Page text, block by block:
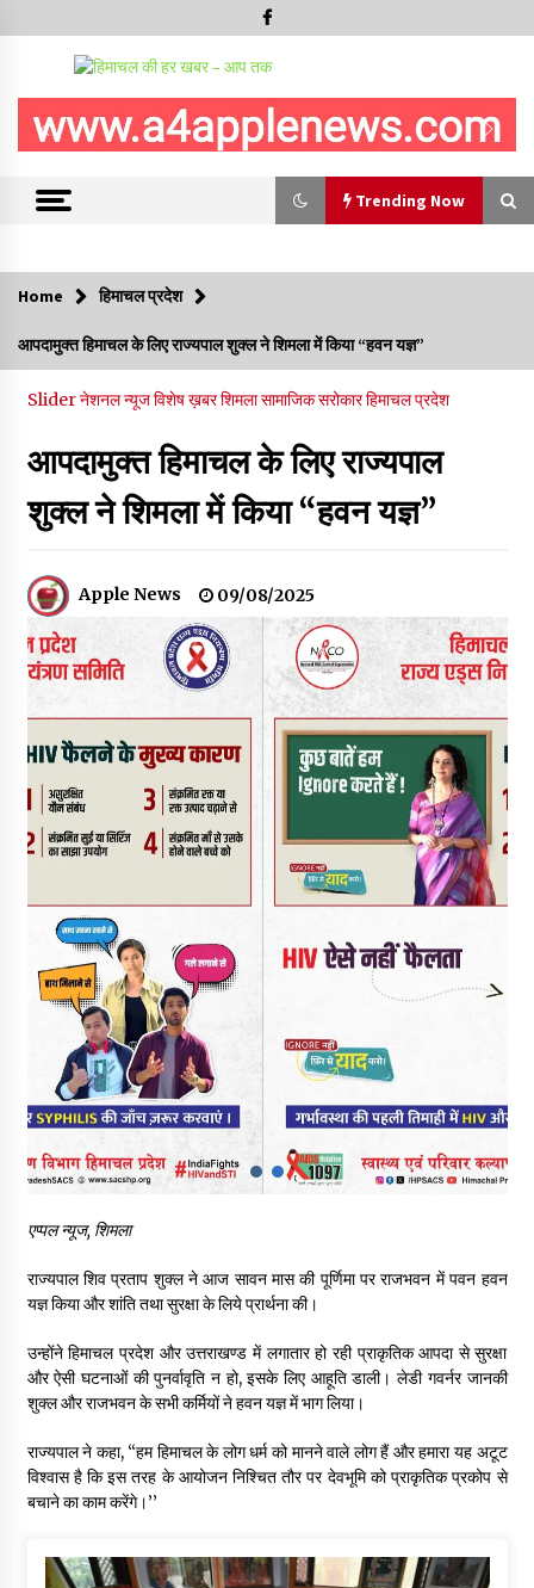
Trending Now
हिमाचल सरकार मछुआरों को नावों और मछली पकड़ने के उपकरणों पर डे रही
70 से 90% तक सब्सिडी
चंबा के बैरागढ़ में दर्दनाक बस हादसा, 7 की मौत, 11 घायल, राज्यपाल CM व
कुलदीप पठानिया सहित नेताओं ने जताया शोक
08/08/2026
08/08/2026
चौपाल विधायक पर BDC सदस्य राजेश रढाइक का तीखा हमला, मांगा
इस्तीफा
हमीरपुर के बड़सर में मनाया जाएगा राज्यस्तरीय स्वतंत्रता दिवस समारोह, CM
सुक्खू करेंगे ध्वजारोहण
07/08/2026
वन विभाग के एक हजार खिलाड़ी रामपुर में दिखाएंगे जौहर, 11 से 13 सितंबर
तक आयोजित होगी 27वीं वार्षिक खेलकूद प्रतियोगिता
30 बैग की सीमा पर भाजपा का हमला, बोली- कांग्रेस सरकार ने सेब उत्पादकों
की तोड़ी कमर- संदीपनी
07/08/2026
शिमला पुलिस में बड़ी अनुशासनात्मक कार्रवाई, 3 पुलिसकर्मी निलंबित
07/08/2026
रूपी भावा वन्यजीव अभयारण्य में फिर दिखा जंगलों का ‘खामोश पहरेदार’, दुर्लभ
06/08/2026
06/08/2026
06/08/2026
Home हिमाचल प्रदेश
आपदामुक्त हिमाचल के लिए राज्यपाल शुक्ल ने शिमला में किया “हवन यज्ञ”
Sliderनेशनल न्यूजविशेष ख़बरशिमलासामाजिक सरोकारहिमाचल प्रदेश
आपदामुक्त हिमाचल के लिए राज्यपाल
शुक्ल ने शिमला में किया “हवन यज्ञ”
Apple News 09/08/2025
एप्पल न्यूज, शिमला
राज्यपाल शिव प्रताप शुक्ल ने आज सावन मास की पूर्णिमा पर राजभवन में पवन हवन
यज्ञ किया और शांति तथा सुरक्षा के लिये प्रार्थना की।
उन्होंने हिमाचल प्रदेश और उत्तराखण्ड में लगातार हो रही प्राकृतिक आपदा से सुरक्षा
और ऐसी घटनाओं की पुनर्वावृति न हो, इसके लिए आहूति डाली। लेडी गवर्नर जानकी
शुक्ल और राजभवन के सभी कर्मियों ने हवन यज्ञ में भाग लिया।
राज्यपाल ने कहा, ‘‘हम हिमाचल के लोग धर्म को मानने वाले लोग हैं और हमारा यह अटूट
विश्वास है कि इस तरह के आयोजन निश्चित तौर पर देवभूमि को प्राकृतिक प्रकोप से
बचाने का काम करेंगे।’’